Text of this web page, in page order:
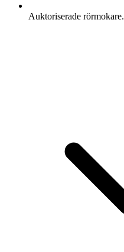
Auktoriserade rörmokare.